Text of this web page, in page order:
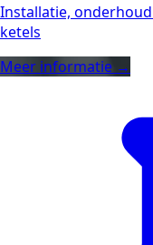
Installatie,
ketels
Meer informatie →